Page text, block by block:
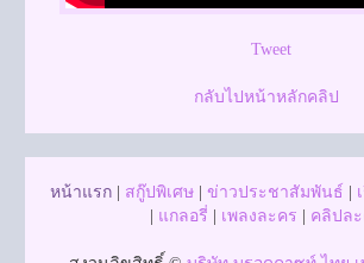
Tweet
กลับไปหน้าหลักคลิป
หน้าแรก| สกู๊ปพิเศษ| ข่าวประชาสัมพันธ์
แกลอรี่ เพลงละคร คลิปล